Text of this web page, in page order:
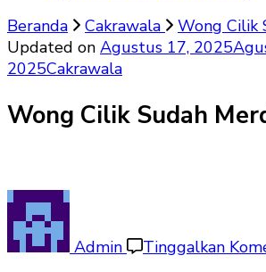
Beranda
Cakrawala
Wong Cilik
Updated on Agustus 17, 2025
2025Cakrawala
Wong Cilik Sudah
Admin Tinggalkan